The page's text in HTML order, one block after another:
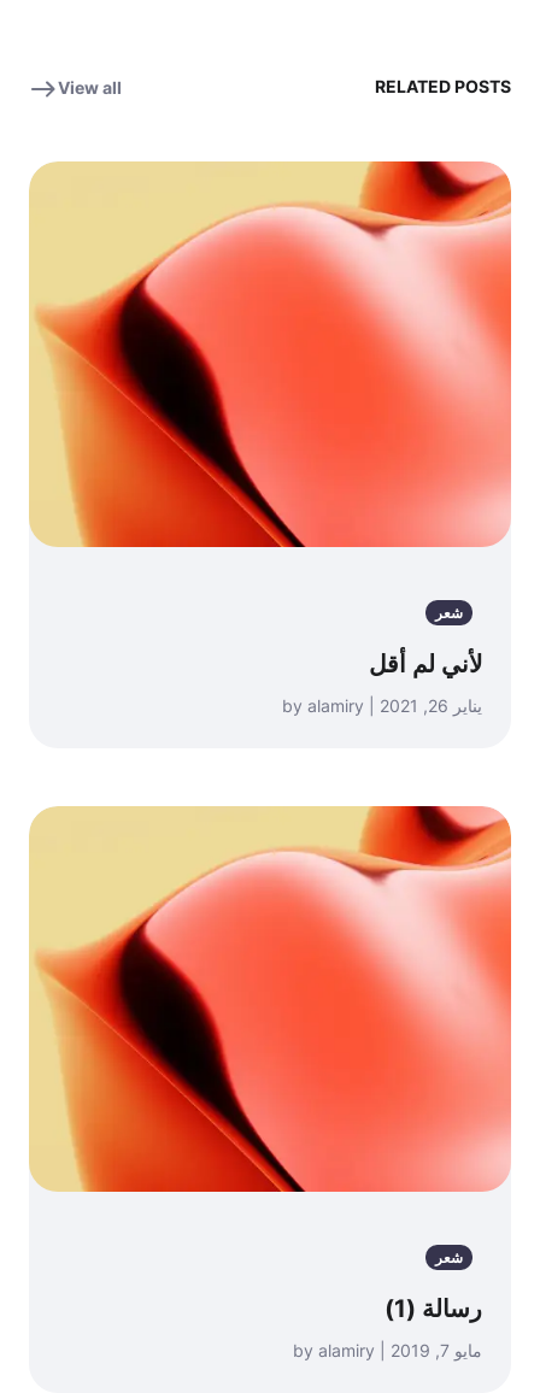
RELATED POSTS
View all
شعر
لأني لم أقل
يناير 26, 2021 | by alamiry
شعر
رسالة (1)
مايو 7, 2019 | by alamiry